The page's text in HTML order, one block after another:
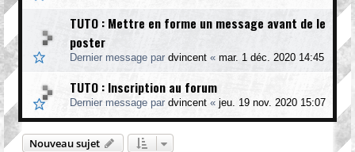
TUTO : Mettre en forme un message avant de le
poster
Dernier message par dvincent « mar. 1 déc. 2020 14:45
TUTO : Inscription au forum
Dernier message par dvincent « jeu. 19 nov. 2020 15:07
Nouveau sujet